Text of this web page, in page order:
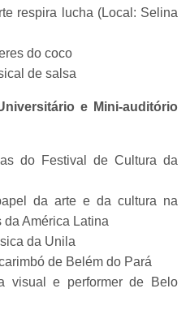
respira lucha (Local: Selina
do coco
de salsa
e Mini-auditório
do Festival de Cultura da
da arte e da cultura na
América Latina
da Unila
de Belém do Pará
visual e performer de Belo